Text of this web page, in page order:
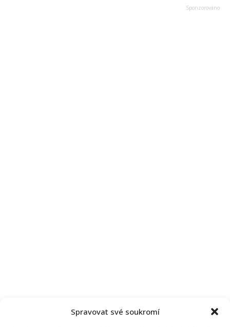
Spravovat své soukromí